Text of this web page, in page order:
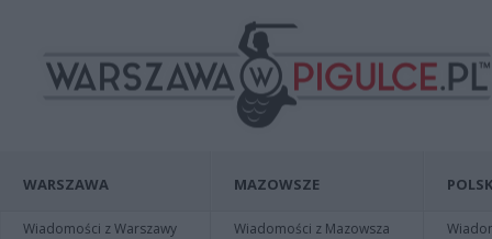
WARSZAWA
Wiadomości z Warszawy
MAZOWSZE
Wiadomości z Mazowsza